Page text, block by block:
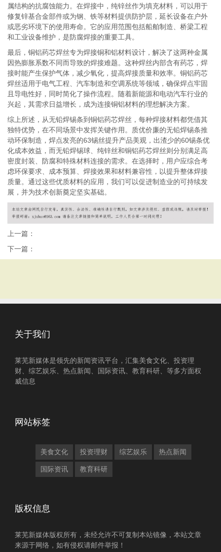
属结构的抗腐蚀能力。在焊接中，纯锌丝作为填充材料，可以用于
修复锌基合金部件或为钢、铁等材料提供防护层，延长设备在户外
或恶劣环境下的使用寿命。它的应用范围包括船舶制造、桥梁工程
和工业设备维护，是防腐焊接的重要工具。
最后，铜铝药芯焊丝专为焊接铜和铝材料设计，解决了这两种金属
因热膨胀系数不同而导致的焊接难题。这种焊丝内部含有药芯，焊
接时能产生保护气体，减少氧化，提高焊接质量和效率。铜铝药芯
焊丝适用于电气工程、汽车制造和空调系统等领域，确保焊点牢固
且导电性好，同时简化了操作流程。随着新能源和电动汽车行业的
兴起，其需求日益增长，成为连接铜铝材料的理想解决方案。
综上所述，从无铅焊锡条到铜铝药芯焊丝，每种焊接材料都凭借其
独特优势，在不同场景中发挥关键作用。质优价廉的无铅焊锡条推
动环保制造，焊点发亮的63锡丝提升产品美观，出渣少的60锡条优
化成本效益，而无铅焊锡球、纯锌丝和铜铝药芯焊丝则分别满足高
密度封装、防腐和特殊材料连接的需求。在选择时，用户应综合考
虑环保要求、成本预算、焊接效果和材料兼容性，以提升整体焊接
质量。通过这些优质材料的应用，我们可以促进制造业的可持续发
展，并为技术创新奠定坚实基础。
上一篇：
下一篇：
关于我们
莱芜新媒体是领先的新闻资讯平台，汇集美食文化、投资理
财、综艺娱乐、热点新闻、国际资讯、教育科研、等多方面权
威信息
网站标签
美食文化 投资理财 综艺娱乐 热点新闻
国际资讯 教育科研
版权信息
莱芜新媒体版权所有，未经允许不可复制本站镜像，本站文章
来源于网络，如有侵权请邮件举报！